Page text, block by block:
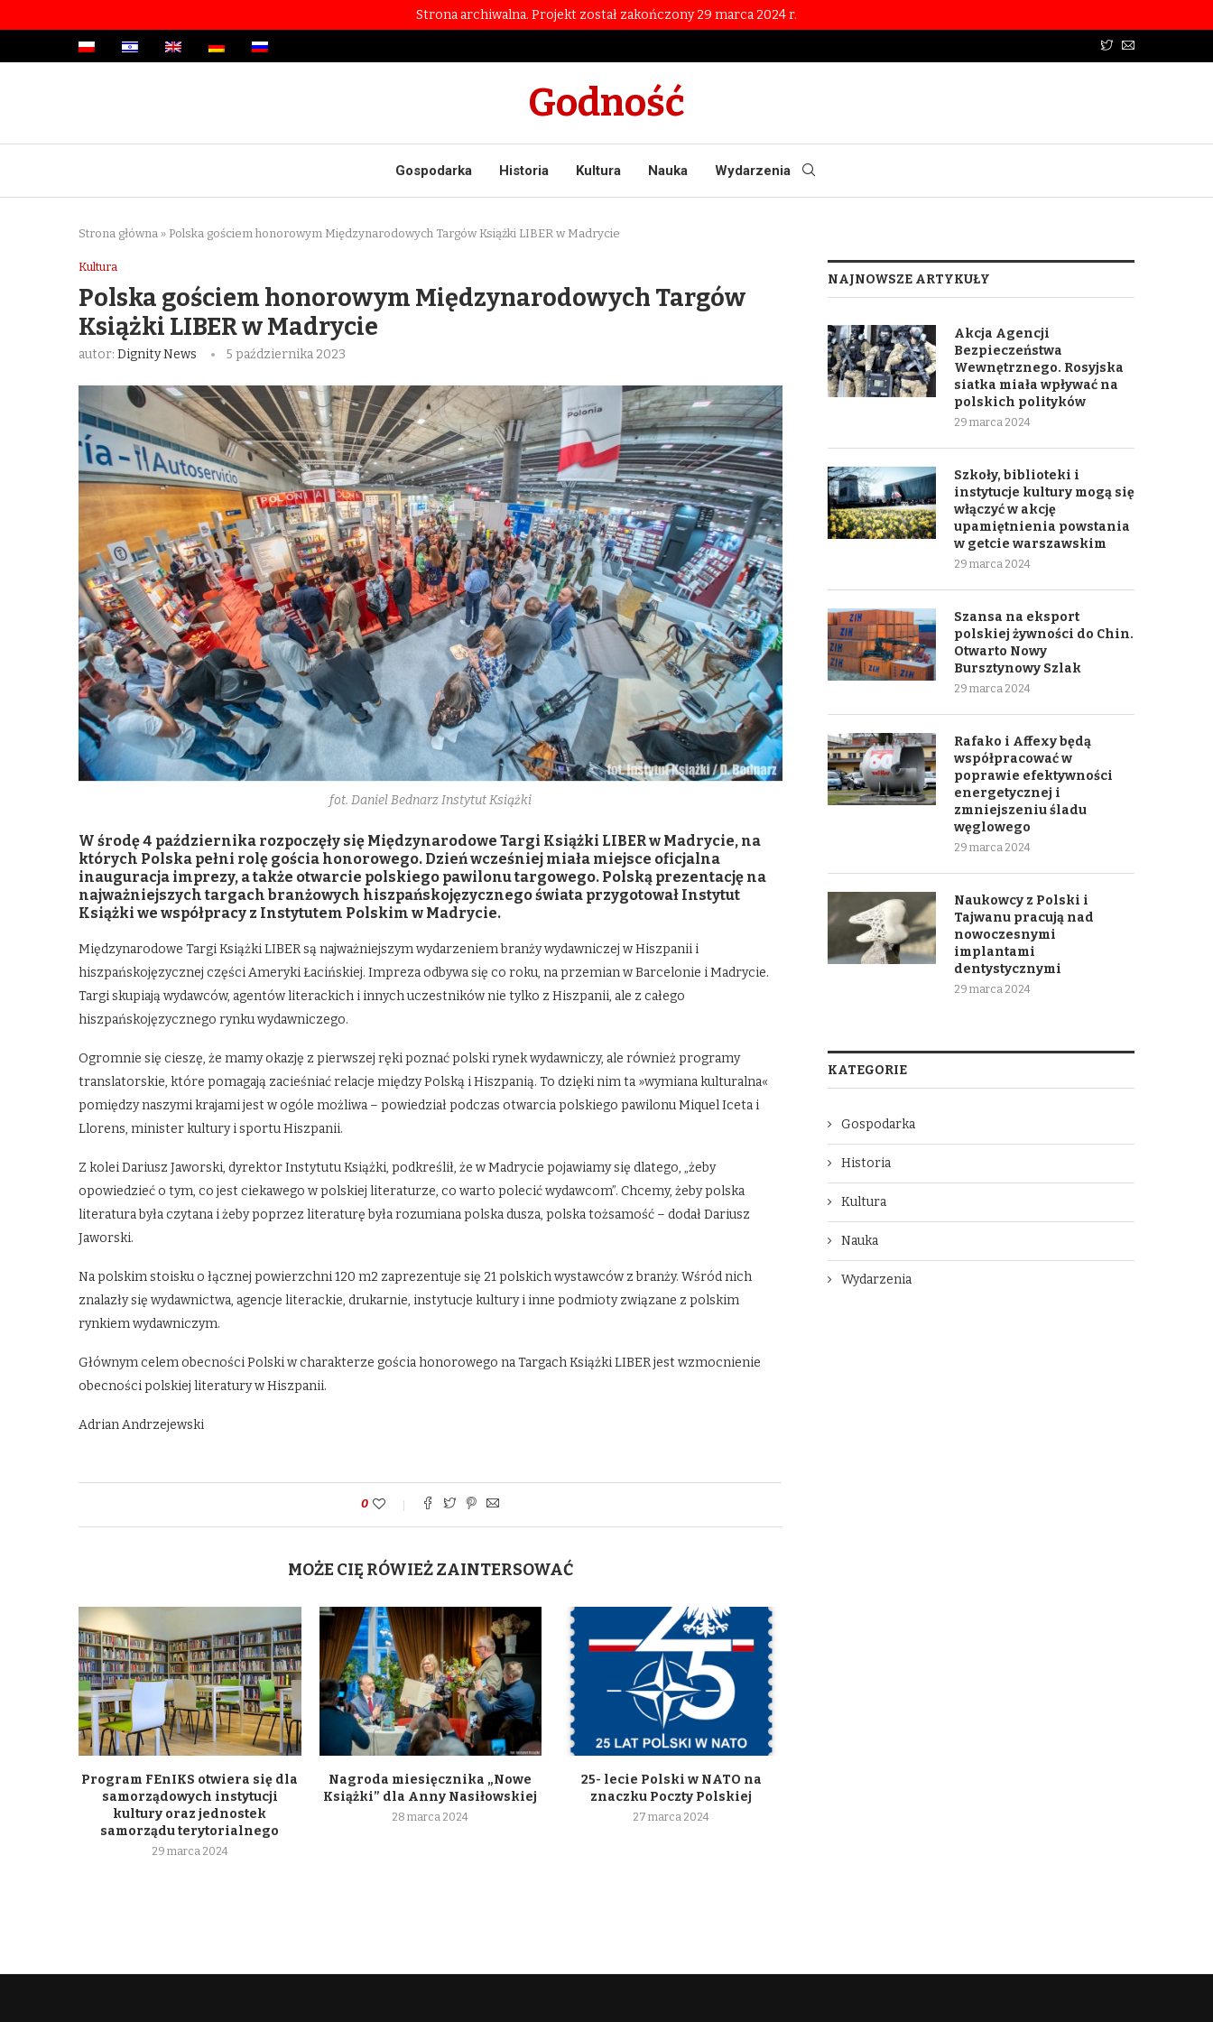
Strona archiwalna. Projekt został zakończony 29 marca 2024 r.
Godność
Gospodarka Historia Kultura Nauka Wydarzenia
Strona główna » Polska gościem honorowym Międzynarodowych Targów Książki LIBER w Madrycie
Kultura
Polska gościem honorowym Międzynarodowych Targów
Książki LIBER w Madrycie
autor: Dignity News 5 października 2023
fot. Daniel Bednarz Instytut Książki
W środę 4 października rozpoczęły się Międzynarodowe Targi Książki LIBER w Madrycie, na
których Polska pełni rolę gościa honorowego. Dzień wcześniej miała miejsce oficjalna
inauguracja imprezy, a także otwarcie polskiego pawilonu targowego. Polską prezentację na
najważniejszych targach branżowych hiszpańskojęzycznego świata przygotował Instytut
Książki we współpracy z Instytutem Polskim w Madrycie.
Międzynarodowe Targi Książki LIBER są najważniejszym wydarzeniem branży wydawniczej w Hiszpanii i
hiszpańskojęzycznej części Ameryki Łacińskiej. Impreza odbywa się co roku, na przemian w Barcelonie i Madrycie.
Targi skupiają wydawców, agentów literackich i innych uczestników nie tylko z Hiszpanii, ale z całego
hiszpańskojęzycznego rynku wydawniczego.
Ogromnie się cieszę, że mamy okazję z pierwszej ręki poznać polski rynek wydawniczy, ale również programy
translatorskie, które pomagają zacieśniać relacje między Polską i Hiszpanią. To dzięki nim ta »wymiana kulturalna«
pomiędzy naszymi krajami jest w ogóle możliwa – powiedział podczas otwarcia polskiego pawilonu Miquel Iceta i
Llorens, minister kultury i sportu Hiszpanii.
Z kolei Dariusz Jaworski, dyrektor Instytutu Książki, podkreślił, że w Madrycie pojawiamy się dlatego, „żeby
opowiedzieć o tym, co jest ciekawego w polskiej literaturze, co warto polecić wydawcom”. Chcemy, żeby polska
literatura była czytana i żeby poprzez literaturę była rozumiana polska dusza, polska tożsamość – dodał Dariusz
Jaworski.
Na polskim stoisku o łącznej powierzchni 120 m2 zaprezentuje się 21 polskich wystawców z branży. Wśród nich
znalazły się wydawnictwa, agencje literackie, drukarnie, instytucje kultury i inne podmioty związane z polskim
rynkiem wydawniczym.
Głównym celem obecności Polski w charakterze gościa honorowego na Targach Książki LIBER jest wzmocnienie
obecności polskiej literatury w Hiszpanii.
Adrian Andrzejewski
0
MOŻE CIĘ RÓWIEŻ ZAINTERSOWAĆ
Program FEnIKS otwiera się dla
samorządowych instytucji
kultury oraz jednostek
samorządu terytorialnego
29 marca 2024
Nagroda miesięcznika „Nowe
Książki” dla Anny Nasiłowskiej
28 marca 2024
25- lecie Polski w NATO na
znaczku Poczty Polskiej
27 marca 2024
NAJNOWSZE ARTYKUŁY
Akcja Agencji
Bezpieczeństwa
Wewnętrznego. Rosyjska
siatka miała wpływać na
polskich polityków
29 marca 2024
Szkoły, biblioteki i
instytucje kultury mogą się
włączyć w akcję
upamiętnienia powstania
w getcie warszawskim
29 marca 2024
Szansa na eksport
polskiej żywności do Chin.
Otwarto Nowy
Bursztynowy Szlak
29 marca 2024
Rafako i Affexy będą
współpracować w
poprawie efektywności
energetycznej i
zmniejszeniu śladu
węglowego
29 marca 2024
Naukowcy z Polski i
Tajwanu pracują nad
nowoczesnymi
implantami
dentystycznymi
29 marca 2024
KATEGORIE
Gospodarka
Historia
Kultura
Nauka
Wydarzenia